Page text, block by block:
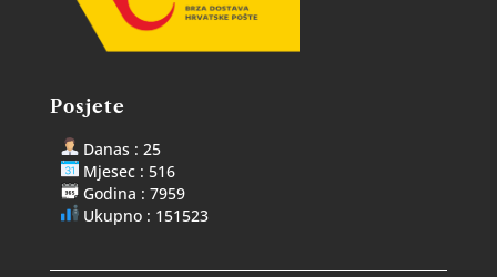
Posjete
Danas : 25
Mjesec : 516
Godina : 7959
Ukupno : 151523